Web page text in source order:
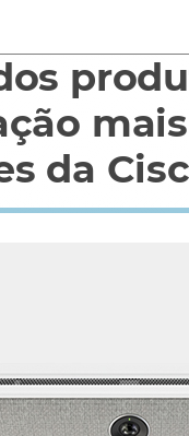
0 1
mais
da